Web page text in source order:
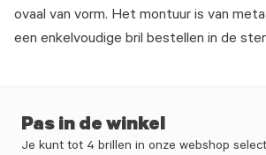
ovaal van vorm. Het montuur is van
een enkelvoudige bril bestellen in de
Pas in de winkel
Je kunt tot 4 brillen in onze webshop